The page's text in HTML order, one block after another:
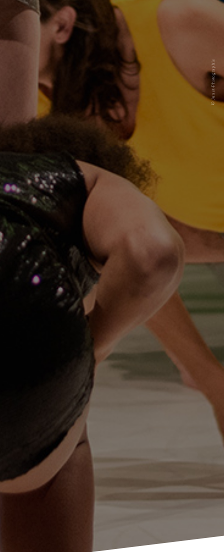
© Junet-Photographie